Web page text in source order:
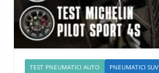
TEST PNEUMATICI AUTO PNEUMATICI SUV